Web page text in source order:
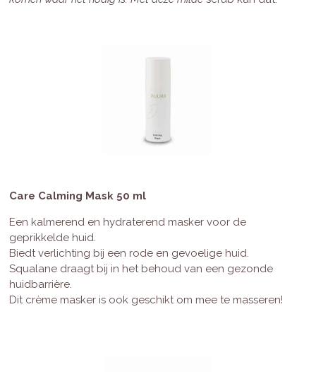
Care Calming Mask 50 ml
Een kalmerend en hydraterend masker voor de
geprikkelde huid.
Biedt verlichting bij een rode en gevoelige huid.
Squalane draagt bij in het behoud van een gezonde
huidbarrière.
Dit crème masker is ook geschikt om mee te masseren!